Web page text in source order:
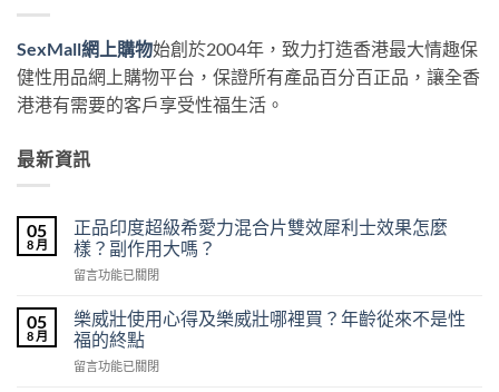
SexMall網上購物始創於2004年，致力打造香港最大情趣保
健性用品網上購物平台，保證所有產品百分百正品，讓全香
港港有需要的客戶享受性福生活。
最新資訊
05
8 月
正品印度超級希愛力混合片雙效犀利士效果怎麼
樣？副作用大嗎？
在
品
印
度
超
留言功能已關閉
05
8 月
樂威壯使用心得及樂威壯哪裡買？年齡從來不是性
福的終點
在
留言功能已關閉